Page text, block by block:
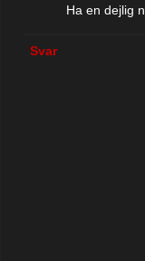
Ha en dejlig
Svar